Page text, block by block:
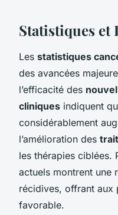
Statistiques et
Les statistiques
des avancées
l’efficacité des
cliniques indiquent
considérablement
l’amélioration des
les thérapies ciblées.
actuels montrent une
récidives, offrant aux
favorable.